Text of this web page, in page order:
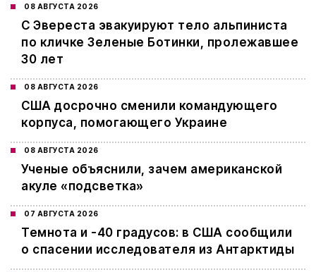
08 АВГУСТА 2026
С Эвереста эвакуируют тело альпиниста
по кличке Зеленые Ботинки, пролежавшее
30 лет
08 АВГУСТА 2026
США досрочно сменили командующего
корпуса, помогающего Украине
08 АВГУСТА 2026
Ученые объяснили, зачем американской
акуле «подсветка»
07 АВГУСТА 2026
Темнота и -40 градусов: в США сообщили
о спасении исследователя из Антарктиды